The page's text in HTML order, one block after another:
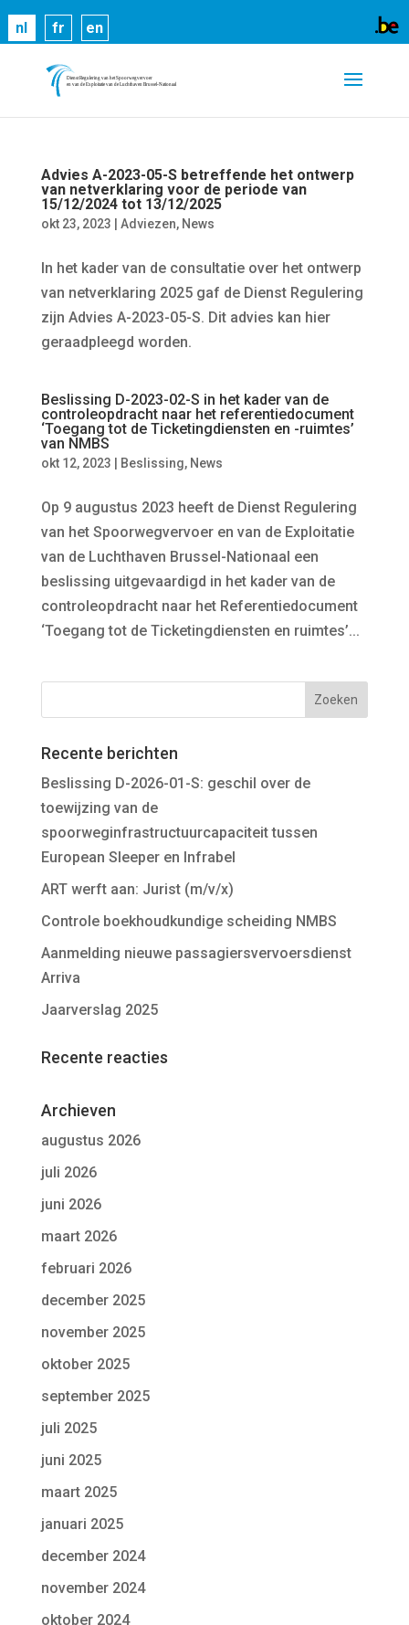
nl fr en
Advies A-2023-05-S betreffende het ontwerp
van netverklaring voor de periode van
15/12/2024 tot 13/12/2025
okt 23, 2023 Adviezen, News
In het kader van de consultatie over het ontwerp
van netverklaring 2025 gaf de Dienst Regulering
zijn Advies A-2023-05-S. Dit advies kan hier
geraadpleegd worden.
Beslissing D-2023-02-S in het kader van de
controleopdracht naar het referentiedocument
‘Toegang tot de Ticketingdiensten en -ruimtes’
van NMBS
okt 12, 2023 Beslissing, News
Op 9 augustus 2023 heeft de Dienst Regulering
van het Spoorwegvervoer en van de Exploitatie
van de Luchthaven Brussel-Nationaal een
beslissing uitgevaardigd in het kader van de
controleopdracht naar het Referentiedocument
‘Toegang tot de Ticketingdiensten en ruimtes’...
Recente berichten
Beslissing D-2026-01-S: geschil over de
toewijzing van de
spoorweginfrastructuurcapaciteit tussen
European Sleeper en Infrabel
ART werft aan: Jurist (m/v/x)
Controle boekhoudkundige scheiding NMBS
Aanmelding nieuwe passagiersvervoersdienst
Arriva
Jaarverslag 2025
Recente reacties
Archieven
augustus 2026
juli 2026
juni 2026
maart 2026
februari 2026
december 2025
november 2025
oktober 2025
september 2025
juli 2025
juni 2025
maart 2025
januari 2025
december 2024
november 2024
oktober 2024
Cookies helpen ons bij het leveren van onze
diensten. Door gebruik te maken van onze diensten,
gaat u akkoord met ons gebruik van cookies.
informatie